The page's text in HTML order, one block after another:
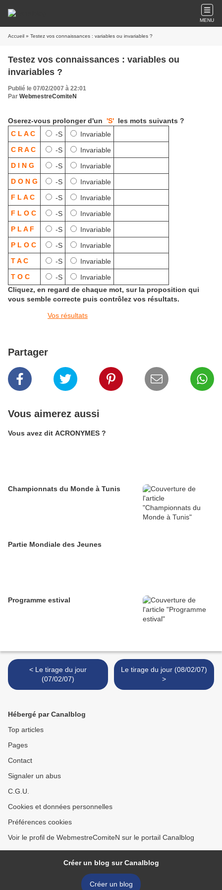
MENU
Accueil » Testez vos connaissances : variables ou invariables ?
Testez vos connaissances : variables ou
invariables ?
Publié le 07/02/2007 à 22:01
Par WebmestreComiteN
Oserez-vous prolonger d'un 'S' les mots suivants ?
C L A C
-S
Invariable
C R A C
-S
Invariable
D I N G
-S
Invariable
D O N G
-S
Invariable
F L A C
-S
Invariable
F L O C
-S
Invariable
P L A F
-S
Invariable
P L O C
-S
Invariable
T A C
-S
Invariable
T O C
-S
Invariable
Cliquez, en regard de chaque mot, sur la proposition qui
vous semble correcte puis contrôlez vos résultats.
Vos résultats
Partager
Vous aimerez aussi
Vous avez dit ACRONYMES ?
Championnats du Monde à Tunis
Partie Mondiale des Jeunes
Programme estival
< Le tirage du jour
(07/02/07)
Le tirage du jour (08/02/07)
>
Hébergé par Canalblog
Top articles
Pages
Contact
Signaler un abus
C.G.U.
Cookies et données personnelles
Préférences cookies
Voir le profil de WebmestreComiteN sur le portail Canalblog
Créer un blog sur Canalblog
Créer un blog